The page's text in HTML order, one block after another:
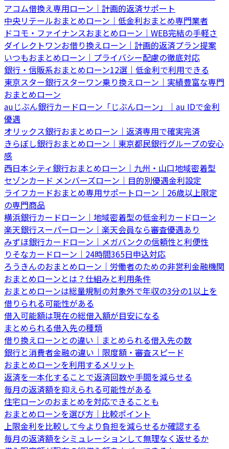
アコム借換え専用ローン｜計画的返済サポート
中央リテールおまとめローン｜低金利おまとめ専門業者
ドコモ・ファイナンスおまとめローン｜WEB完結の手軽さ
ダイレクトワンお借り換えローン｜計画的返済プラン提案
いつもおまとめローン｜プライバシー配慮の徹底対応
銀行・信販系おまとめローン12選｜低金利で利用できる
東京スター銀行スターワン乗り換えローン｜実績豊富な専門
おまとめローン
auじぶん銀行カードローン「じぶんローン」｜au IDで金利
優遇
オリックス銀行おまとめローン｜返済専用で確実完済
きらぼし銀行おまとめローン｜東京都民銀行グループの安心
感
西日本シティ銀行おまとめローン｜九州・山口地域密着型
セゾンカード メンバーズローン｜目的別優遇金利設定
ライフカードおまとめ専用サポートローン｜26歳以上限定
の専門商品
横浜銀行カードローン｜地域密着型の低金利カードローン
楽天銀行スーパーローン｜楽天会員なら審査優遇あり
みずほ銀行カードローン｜メガバンクの信頼性と利便性
りそなカードローン｜24時間365日申込対応
ろうきんのおまとめローン｜労働者のための非営利金融機関
おまとめローンとは？仕組みと利用条件
おまとめローンは総量規制の対象外で年収の3分の1以上を
借りられる可能性がある
借入可能額は現在の総借入額が目安になる
まとめられる借入先の種類
借り換えローンとの違い｜まとめられる借入先の数
銀行と消費者金融の違い｜限度額・審査スピード
おまとめローンを利用するメリット
返済を一本化することで返済回数や手間を減らせる
毎月の返済額を抑えられる可能性がある
住宅ローンのおまとめを対応できることも
おまとめローンを選び方｜比較ポイント
上限金利を比較して今より負担を減らせるか確認する
毎月の返済額をシミュレーションして無理なく返せるか